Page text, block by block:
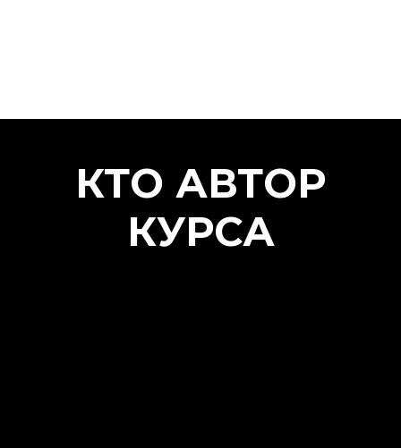
КТО АВТОР
КУРСА